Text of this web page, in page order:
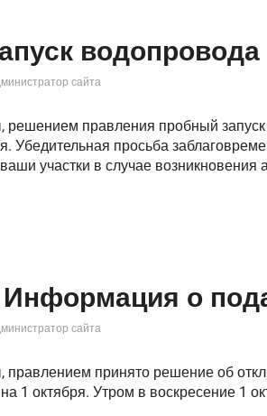
водопровода
сайта
правления пробный
Убедительная просьба
участки в случае возникновения
о
сайта
принято решение об
1 октября. Утром в воскресение 1